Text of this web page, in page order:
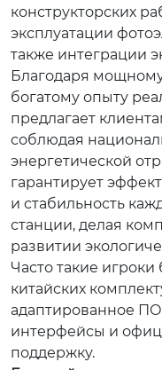
конструкторских
эксплуатации
также интеграции
Благодаря
богатому опыту
предлагает
соблюдая
энергетической
гарантирует
и стабильность
станции, делая
развитии
Часто такие
китайских
адаптированное
интерфейсы и
поддержку.